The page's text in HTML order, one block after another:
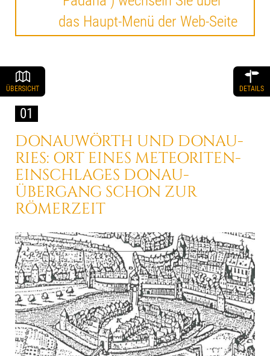
das Haupt-Menü der Web-Seite
ÜBERSICHT DETAILS
DONAUWÖRTH UND DONAU-
RIES: ORT EINES METEORITEN-
EINSCHLAGES DONAU-
ÜBERGANG SCHON ZUR
RÖMERZEIT
01